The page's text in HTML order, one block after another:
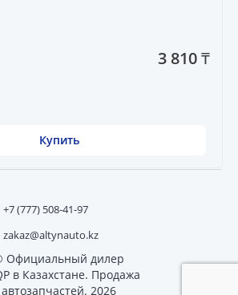
3 810 ₸
Купить
+7 (777) 508-41-97
zakaz@altynauto.kz
Официальный дилер
в Казахстане. Продажа
автозапчастей. 2026